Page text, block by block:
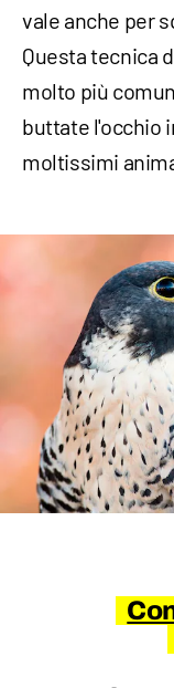
vale anche per
Questa tecnica
molto più
buttate l'occhio
moltissimi